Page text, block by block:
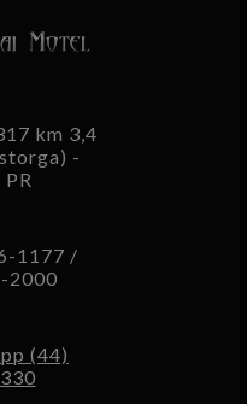
km 3,4
-
1177 /
2000
(44)